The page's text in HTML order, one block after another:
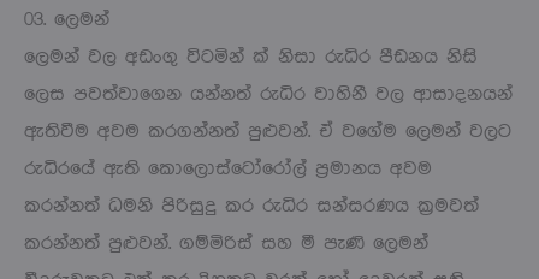
03. ලෙමන්
ලෙමන් වල අඩංගු විටමින් ක්‍ නිසා රුධිර පීඩනය නිසි
ලෙස පවත්වාගෙන යන්නත් රුධිර වාහිනී වල ආසාදනයන්
ඇතිවීම අවම කරගන්නත් පුළුවන්. ඒ වගේම ලෙමන් වලට
රුධිරයේ ඇති කොලොස්ටෝරෝල් ප්‍රමානය අවම
කරන්නත් ධමනි පිරිසුදු කර රුධිර සන්සරණය ක්‍රමවත්
කරන්නත් පුළුවන්. ගම්මිරිස් සහ මී පැණි ලෙමන්